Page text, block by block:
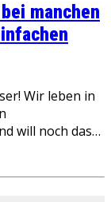
manchen
Wir leben in
will noch das…